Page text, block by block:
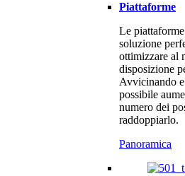
Piattaforme
Le
soluzione
ottimizzare al
disposizione
Avvicinando
possibile
numero dei
raddoppiarlo.
Panoramica